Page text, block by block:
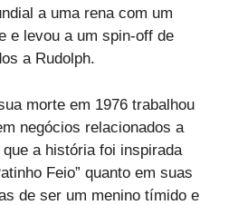
a uma rena com um
e levou a um spin-off de
a Rudolph.
morte em 1976 trabalhou
negócios relacionados a
a história foi inspirada
Feio” quanto em suas
de ser um menino tímido e